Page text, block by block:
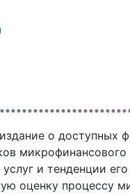
о доступных
и тенденции
оценку процессу